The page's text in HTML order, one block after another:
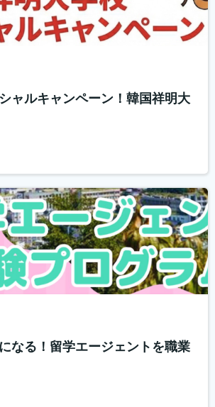
ャルキャンペーン！韓国祥明大
なる！留学エージェントを職業